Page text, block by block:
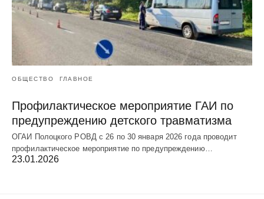
ОБЩЕСТВО ГЛАВНОЕ
Профилактическое мероприятие ГАИ по
предупреждению детского травматизма
ОГАИ Полоцкого РОВД с 26 по 30 января 2026 года проводит
профилактическое мероприятие по предупреждению…
23.01.2026